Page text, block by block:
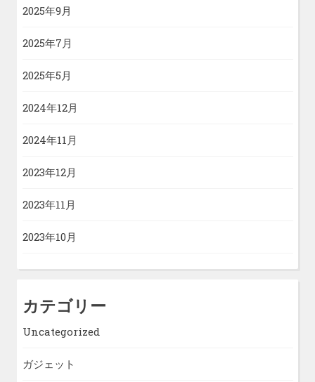
2025年9月
2025年7月
2025年5月
2024年12月
2024年11月
2023年12月
2023年11月
2023年10月
カテゴリー
Uncategorized
ガジェット